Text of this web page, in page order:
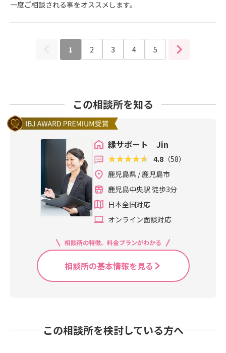
一度ご相談される事をオススメします。
1 2 3 4 5
この相談所を知る
縁サポート Jin
4.8 （58）
鹿児島県 / 鹿児島市
鹿児島中央駅 徒歩3分
日本全国対応
オンライン面談対応
相談所の特徴、料金プランがわかる
相談所の基本情報を見る
この相談所を検討している方へ